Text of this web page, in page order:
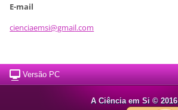
E-mail
cienciaemsi@gmail.com
Versão PC
A Ciência em Si © 2016